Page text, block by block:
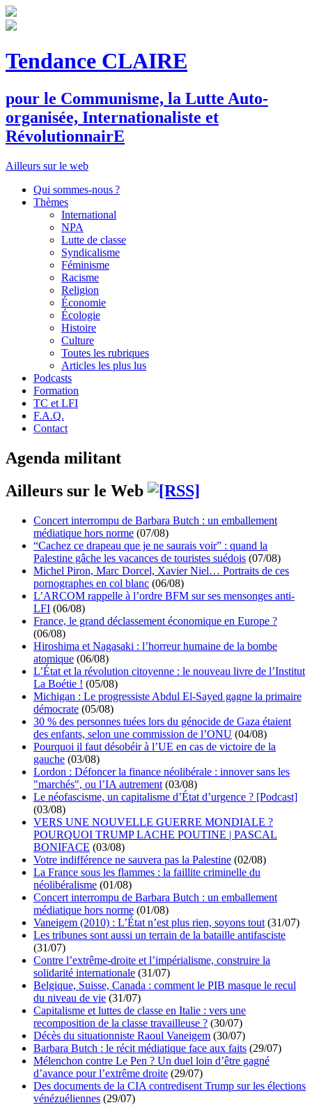
Tendance CLAIRE
pour le Communisme, la Lutte Auto-
organisée, Internationaliste et
RévolutionnairE
Ailleurs sur le web
Qui sommes-nous ?
Thèmes
International
NPA
Lutte de classe
Syndicalisme
Féminisme
Racisme
Religion
Économie
Écologie
Histoire
Culture
Toutes les rubriques
Articles les plus lus
Podcasts
Formation
TC et LFI
F.A.Q.
Contact
Agenda militant
Ailleurs sur le Web
Concert interrompu de Barbara Butch : un emballement
médiatique hors norme (07/08)
“Cachez ce drapeau que je ne saurais voir” : quand la
Palestine gâche les vacances de touristes suédois (07/08)
Michel Piron, Marc Dorcel, Xavier Niel… Portraits de ces
pornographes en col blanc (06/08)
L’ARCOM rappelle à l’ordre BFM sur ses mensonges anti-
LFI (06/08)
France, le grand déclassement économique en Europe ?
(06/08)
Hiroshima et Nagasaki : l’horreur humaine de la bombe
atomique (06/08)
L’État et la révolution citoyenne : le nouveau livre de l’Institut
La Boétie ! (05/08)
Michigan : Le progressiste Abdul El-Sayed gagne la primaire
démocrate (05/08)
30 % des personnes tuées lors du génocide de Gaza étaient
des enfants, selon une commission de l’ONU (04/08)
Pourquoi il faut désobéir à l’UE en cas de victoire de la
gauche (03/08)
Lordon : Défoncer la finance néolibérale : innover sans les
"marchés", ou l’IA autrement (03/08)
Le néofascisme, un capitalisme d’État d’urgence ? [Podcast]
(03/08)
VERS UNE NOUVELLE GUERRE MONDIALE ?
POURQUOI TRUMP LACHE POUTINE | PASCAL
BONIFACE (03/08)
Votre indifférence ne sauvera pas la Palestine (02/08)
La France sous les flammes : la faillite criminelle du
néolibéralisme (01/08)
Concert interrompu de Barbara Butch : un emballement
médiatique hors norme (01/08)
Vaneigem (2010) : L’État n’est plus rien, soyons tout (31/07)
Les tribunes sont aussi un terrain de la bataille antifasciste
(31/07)
Contre l’extrême-droite et l’impérialisme, construire la
solidarité internationale (31/07)
Belgique, Suisse, Canada : comment le PIB masque le recul
du niveau de vie (31/07)
Capitalisme et luttes de classe en Italie : vers une
recomposition de la classe travailleuse ? (30/07)
Décès du situationniste Raoul Vaneigem (30/07)
Barbara Butch : le récit médiatique face aux faits (29/07)
Mélenchon contre Le Pen ? Un duel loin d’être gagné
d’avance pour l’extrême droite (29/07)
Des documents de la CIA contredisent Trump sur les élections
vénézuéliennes (29/07)